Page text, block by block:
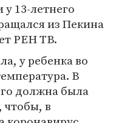
13-летнего
из Пекина
РЕН ТВ.
у ребенка во
В
должна была
чтобы, в